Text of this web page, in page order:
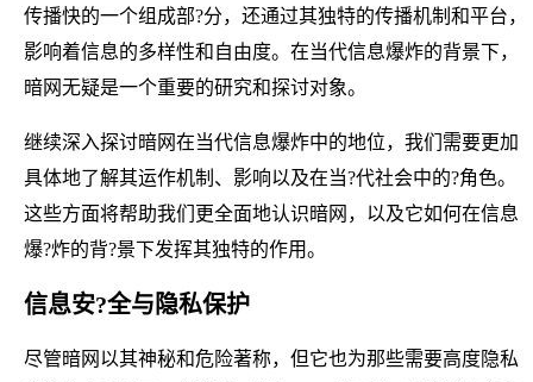
传播快的一个组成部?分，还通过其独特的传播机制和平台，
影响着信息的多样性和自由度。在当代信息爆炸的背景下，
暗网无疑是一个重要的研究和探讨对象。
继续深入探讨暗网在当代信息爆炸中的地位，我们需要更加
具体地了解其运作机制、影响以及在当?代社会中的?角色。
这些方面将帮助我们更全面地认识暗网，以及它如何在信息
爆?炸的背?景下发挥其独特的作用。
信息安?全与隐私保护
尽管暗网以其神秘和危险著称，但它也为那些需要高度隐私